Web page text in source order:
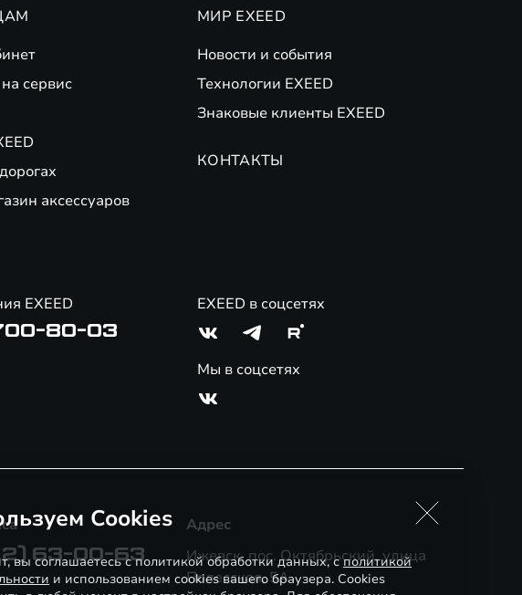
сервис
аксессуаров
МИР EXEED
Новости и события
Технологии EXEED
Знаковые клиенты EXEED
КОНТАКТЫ
EXEED
80-03
EXEED в соцсетях
Мы в соцсетях
63-00-63
Адрес
Ижевск, пос. Октябрьский, улица
Полесская, 5А
Cookies
вы соглашаетесь с политикой обработки данных, сполитикой
и использованием cookies вашего браузера. Cookies